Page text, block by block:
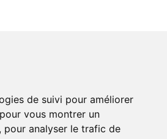
de suivi pour améliorer
vous montrer un
pour analyser le trafic de